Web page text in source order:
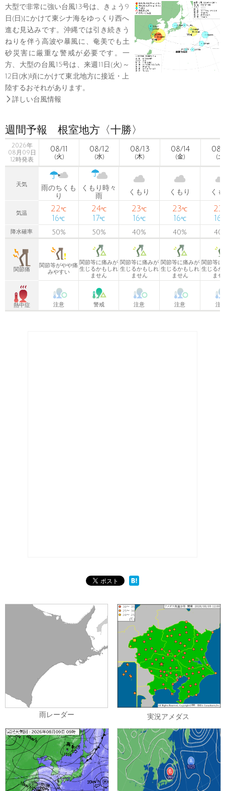
大型で非常に強い台風13号は、きょう9
日(日)にかけて東シナ海をゆっくり西へ
進む見込みです。沖縄では引き続きう
ねりを伴う高波や暴風に、奄美でも土
砂災害に厳重な警戒が必要です。一
方、大型の台風15号は、来週11日(火)～
12日(水)頃にかけて東北地方に接近・上
陸するおそれがあります。
 詳しい台風情報
週間予報 根室地方〈十勝〉
2026年
08月09日
12時発表
08/11
(火)
08/12
(水)
08/13
(木)
08/14
(金)
08/
(土
天気
雨のちくも
り
くもり時々
雨
くもり くもり く
気温 22℃
16℃
24℃
17℃
23℃
16℃
23℃
16℃
23
16
降水確率 50% 50% 40% 40% 40
関節痛
関節等がやや痛
みやすい
関節等に痛みが
生じるかもしれ
ません
関節等に痛みが
生じるかもしれ
ません
関節等に痛みが
生じるかもしれ
ません
関節等に
生じるか
ませ
熱中症 注意 警戒 注意 注意 注
雨レーダー 実況アメダス